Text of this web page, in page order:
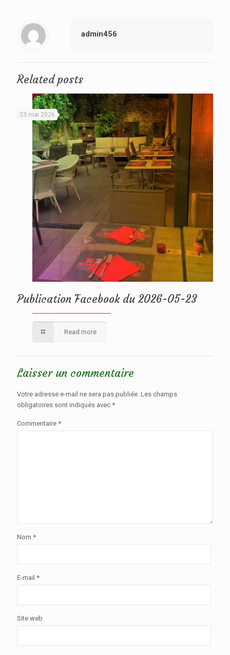
admin456
Related posts
23 mai 2026
Publication Facebook du 2026-05-23
Read more
Laisser un commentaire
Votre adresse e-mail ne sera pas publiée. Les champs
obligatoires sont indiqués avec *
Commentaire *
Nom *
E-mail *
Site web